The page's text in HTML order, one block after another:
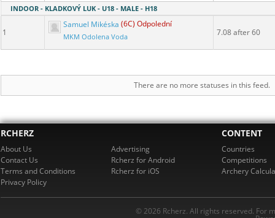
INDOOR - KLADKOVÝ LUK - U18 - MALE - H18
1
Samuel Mikéska (6C) Odpolední
MKM Odolena Voda 7.08 after 60
There are no more statuses in this feed.
RCHERZ
About Us
Contact Us
Terms and Conditions
Privacy Policy
Advertising
Rcherz for Android
Rcherz for iOS
CONTENT
Countries
Competitions
Archery
© 2026 Rcherz. All rights reserved. For